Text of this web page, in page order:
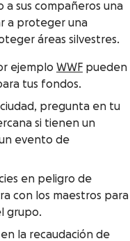
sus compañeros una
a proteger una
áreas silvestres.
ejemplo WWF pueden
tus fondos.
pregunta en tu
si tienen un
evento de
en peligro de
con los maestros para
grupo.
la recaudación de